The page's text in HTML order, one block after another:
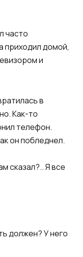
часто
приходил домой,
и
в
Как-то
телефон.
он побледнел.​​
сказал?.. Я все
должен? У него